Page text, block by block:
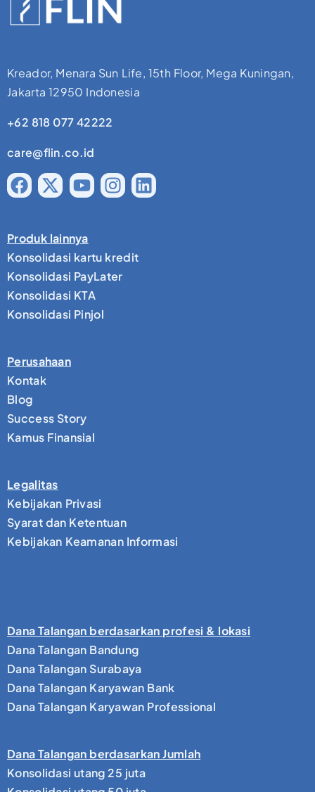
Kreador, Menara Sun Life, 15th Floor, Mega Kuningan,
Jakarta 12950 Indonesia
+62 818 077 42222
care@flin.co.id
Produk lainnya
Konsolidasi kartu kredit
Konsolidasi PayLater
Konsolidasi KTA
Konsolidasi Pinjol
Perusahaan
Kontak
Blog
Success Story
Kamus Finansial
Legalitas
Kebijakan Privasi
Syarat dan Ketentuan
Kebijakan Keamanan Informasi
Dana Talangan berdasarkan profesi & lokasi
Dana Talangan Bandung
Dana Talangan Surabaya
Dana Talangan Karyawan Bank
Dana Talangan Karyawan Professional
Dana Talangan berdasarkan Jumlah
Konsolidasi utang 25 juta